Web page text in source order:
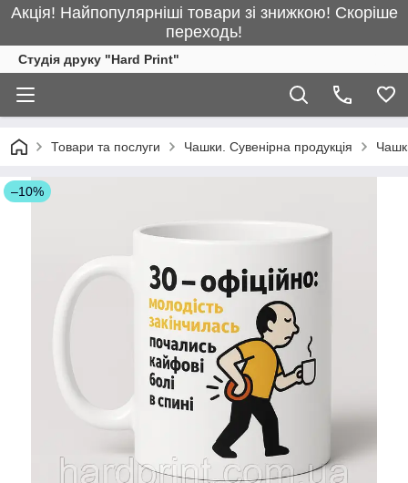
Акція! Найпопулярніші товари зі знижкою! Скоріше
переходь!
Студія друку "Hard Print"
Товари та послуги Чашки. Сувенірна продукція
–10%